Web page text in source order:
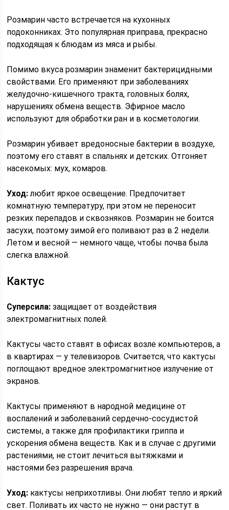
Розмарин часто встречается на кухонных
подоконниках. Это популярная приправа, прекрасно
подходящая к блюдам из мяса и рыбы.
Помимо вкуса розмарин знаменит бактерицидными
свойствами. Его применяют при заболеваниях
желудочно-кишечного тракта, головных болях,
нарушениях обмена веществ. Эфирное масло
используют для обработки ран и в косметологии.
Розмарин убивает вредоносные бактерии в воздухе,
поэтому его ставят в спальнях и детских. Отгоняет
насекомых: мух, комаров.
Уход:любит яркое освещение. Предпочитает
комнатную температуру, при этом не переносит
резких перепадов и сквозняков. Розмарин не боится
засухи, поэтому зимой его поливают раз в 2 недели.
Летом и весной — немного чаще, чтобы почва была
слегка влажной.
Кактус
Суперсила: защищает от воздействия
электромагнитных полей.
Кактусы часто ставят в офисах возле компьютеров, а
в квартирах — у телевизоров. Считается, что кактусы
поглощают вредное электромагнитное излучение от
экранов.
Кактусы применяют в народной медицине от
воспалений и заболеваний сердечно-сосудистой
системы, а также для профилактики гриппа и
ускорения обмена веществ. Как и в случае с другими
растениями, не стоит лечиться вытяжками и
настоями без разрешения врача.
Уход: кактусы неприхотливы. Они любят тепло и яркий
свет. Поливать их часто не нужно — они растут в